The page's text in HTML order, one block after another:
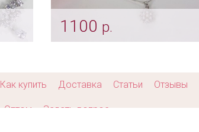
1100 р.
Как купить Доставка Статьи Отзывы
Оптом Задать вопрос